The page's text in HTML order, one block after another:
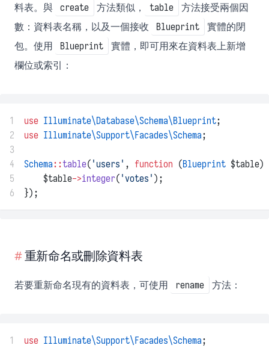
料表。與 create 方法類似， table
方法接受兩個因
數：資料表名稱，以及一個接收
Blueprint
實體的閉
包。使用
Blueprint
實體，即可用來在資料表上新增
欄位或索引：
1 use Illuminate\Database\Schema\Blueprint;
2
use Illuminate\Support\Facades\Schema;
3
4
Schema::table( 'users' , function (Blueprint $table)
5
    $table
->integer( 'votes' );
6
});
重新命名或刪除資料表
若要重新命名現有的資料表，可使用 rename 方法：
1 use Illuminate\Support\Facades\Schema;